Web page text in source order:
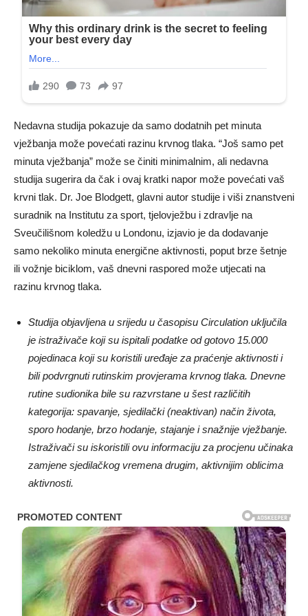
Nedavna studija pokazuje da samo dodatnih pet minuta
vježbanja može povećati razinu krvnog tlaka. “Još samo pet
minuta vježbanja” može se činiti minimalnim, ali nedavna
studija sugerira da čak i ovaj kratki napor može povećati vaš
krvni tlak. Dr. Joe Blodgett, glavni autor studije i viši znanstveni
suradnik na Institutu za sport, tjelovježbu i zdravlje na
Sveučilišnom koledžu u Londonu, izjavio je da dodavanje
samo nekoliko minuta energične aktivnosti, poput brze šetnje
ili vožnje biciklom, vaš dnevni raspored može utjecati na
razinu krvnog tlaka.
Studija objavljena u srijedu u časopisu Circulation uključila
je istraživače koji su ispitali podatke od gotovo 15.000
pojedinaca koji su koristili uređaje za praćenje aktivnosti i
bili podvrgnuti rutinskim provjerama krvnog tlaka. Dnevne
rutine sudionika bile su razvrstane u šest različitih
kategorija: spavanje, sjedilački (neaktivan) način života,
sporo hodanje, brzo hodanje, stajanje i snažnije vježbanje.
Istraživači su iskoristili ovu informaciju za procjenu učinaka
zamjene sjedilačkog vremena drugim, aktivnijim oblicima
aktivnosti.